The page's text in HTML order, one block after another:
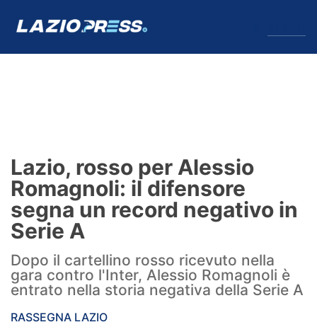
Formello
Infortuni
Primavera
Calciomercato
Lazio, rosso per Alessio
Romagnoli: il difensore
segna un record negativo in
Serie A
Dopo il cartellino rosso ricevuto nella
gara contro l'Inter, Alessio Romagnoli è
entrato nella storia negativa della Serie A
RASSEGNA LAZIO